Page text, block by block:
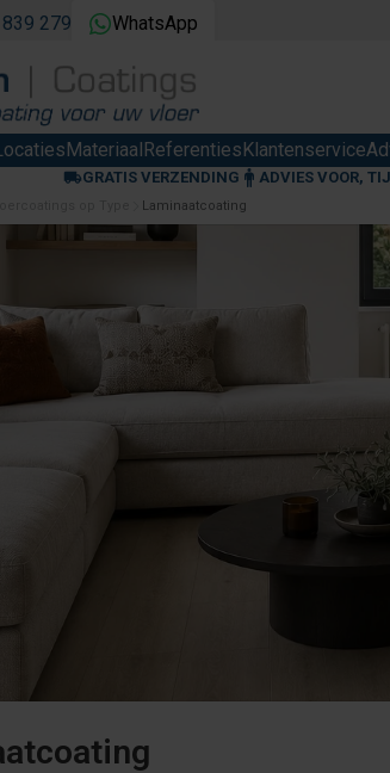
279 WhatsApp
MateriaalReferentiesKlantenservice
GRATIS VERZENDING ADVIES VOOR,
Laminaatcoating